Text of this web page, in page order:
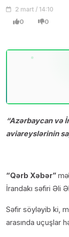
2 mart / 14:10
0 0
“Azərbaycan və
aviareyslərinin
“Qərb Xəbər”
İrandakı səfiri Əli
Səfir söyləyib ki,
arasında uçuşlar